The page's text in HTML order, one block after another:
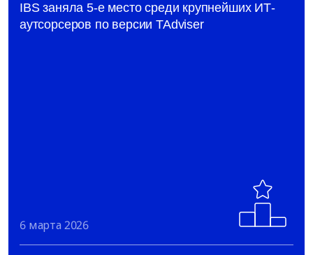
IBS заняла 5-е место среди крупнейших ИТ-
аутсорсеров по версии TAdviser
6 марта 2026